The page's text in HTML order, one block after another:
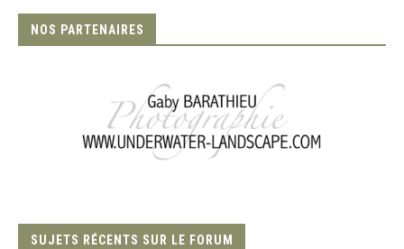
NOS PARTENAIRES
SUJETS RÉCENTS SUR LE FORUM